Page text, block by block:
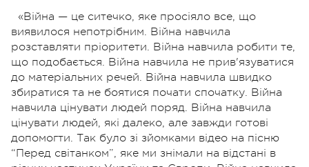
«Війна — це ситечко, яке просіяло все, що
виявилося непотрібним. Війна навчила
розставляти пріоритети. Війна навчила робити те,
що подобається. Війна навчила не прив'язуватися
до матеріальних речей. Війна навчила швидко
збиратися та не боятися почати спочатку. Війна
навчила цінувати людей поряд. Війна навчила
цінувати людей, які далеко, але завжди готові
допомогти. Так було зі зйомками відео на пісню
“Перед світанком”, яке ми знімали на відстані в